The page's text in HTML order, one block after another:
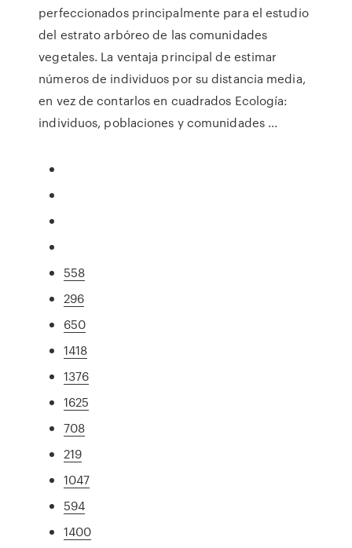
perfeccionados principalmente para el estudio
del estrato arbóreo de las comunidades
vegetales. La ventaja principal de estimar
números de individuos por su distancia media,
en vez de contarlos en cuadrados Ecología:
individuos, poblaciones y comunidades ...
558
296
650
1418
1376
1625
708
219
1047
594
1400